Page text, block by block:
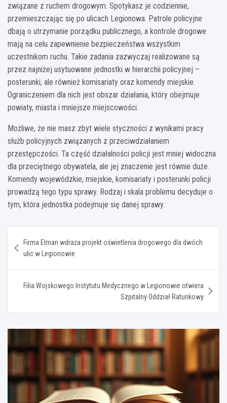
związane z ruchem drogowym. Spotykasz je codziennie,
przemieszczając się po ulicach Legionowa. Patrole policyjne
dbają o utrzymanie porządku publicznego, a kontrole drogowe
mają na celu zapewnienie bezpieczeństwa wszystkim
uczestnikom ruchu. Takie zadania zazwyczaj realizowane są
przez najniżej usytuowane jednostki w hierarchii policyjnej –
posterunki, ale również komisariaty oraz komendy miejskie.
Ograniczeniem dla nich jest obszar działania, który obejmuje
powiaty, miasta i mniejsze miejscowości.
Możliwe, że nie masz zbyt wiele styczności z wynikami pracy
służb policyjnych związanych z przeciwdziałaniem
przestępczości. Ta część działalności policji jest mniej widoczna
dla przeciętnego obywatela, ale jej znaczenie jest równie duże.
Komendy wojewódzkie, miejskie, komisariaty i posterunki policji
prowadzą tego typu sprawy. Rodzaj i skala problemu decyduje o
tym, która jednostka podejmuje się danej sprawy.
wpisu
Firma Elman wdraża projekt oświetlenia drogowego dla dwóch
ulic w Legionowie
Filia Wojskowego Instytutu Medycznego w Legionowie otwiera
Szpitalny Oddział Ratunkowy